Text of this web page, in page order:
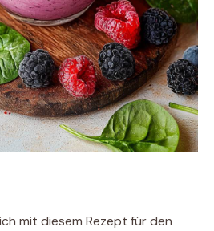
mit diesem Rezept für den